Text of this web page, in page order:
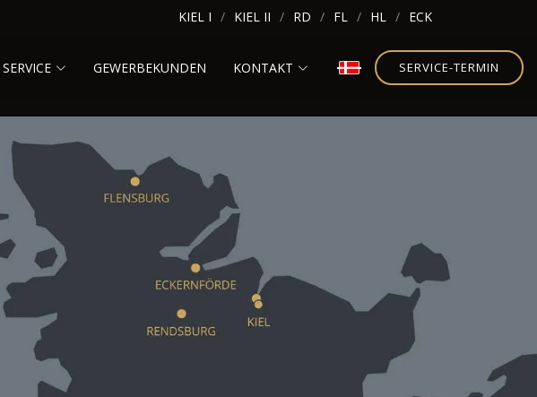
KIEL I KIEL II RD FL HL ECK
SERVICE GEWERBEKUNDEN KONTAKT SERVICE-TERMIN